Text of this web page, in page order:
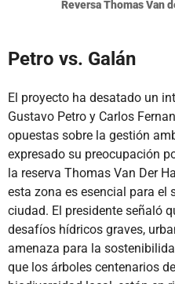
Reversa Thomas Van
Petro vs. Galán
El proyecto ha desatado un
Gustavo Petro y Carlos
opuestas sobre la gestión
expresado su preocupación
la reserva Thomas Van Der
esta zona es esencial para el
ciudad. El presidente señaló
desafíos hídricos graves,
amenaza para la
que los árboles centenarios